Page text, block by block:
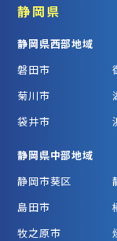
静岡県
静岡県西部地域
磐田市
菊川市
袋井市
静岡県中部地域
静岡市葵区
島田市
牧之原市